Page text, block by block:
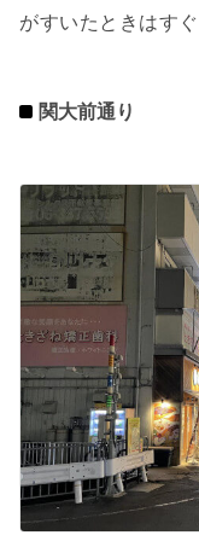
がすいたときはす
関大前通り